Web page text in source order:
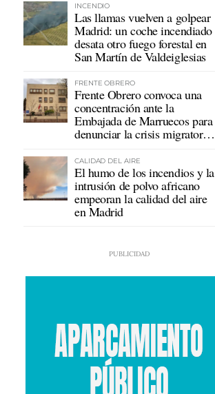
INCENDIO
Las llamas vuelven a golpear
Madrid: un coche incendiado
desata otro fuego forestal en
San Martín de Valdeiglesias
FRENTE OBRERO
Frente Obrero convoca una
concentración ante la
Embajada de Marruecos para
denunciar la crisis migratoria
CALIDAD DEL AIRE
El humo de los incendios y la
intrusión de polvo africano
empeoran la calidad del aire
en Madrid